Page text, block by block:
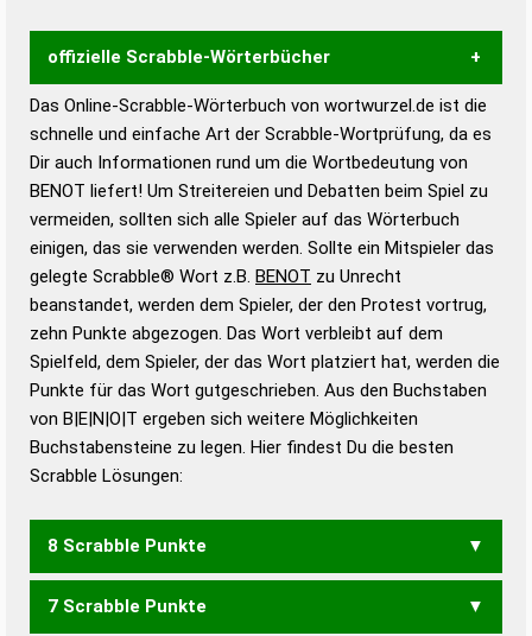
offizielle Scrabble-Wörterbücher
Wortwurzel liefert mit Hilfe eines semantischen
Wortanalyse-Algorithmus gute Anhaltspunkte zu
Wortbedeutung, Worttrennung und Wortform, um die
Gültigkeit eines Wortes für das Scrabble-Spiel zu
bestimmen!
zugelassene Turnier Scrabble-
Wörterbücher sind:
Duden – Standardwerk in 12 Bänden
Duden – Richtiges und gutes
Deutsch
Duden – Die deutsche Grammatik
Duden – Deutsches
Das Online-Scrabble-Wörterbuch von wortwurzel.de ist die
schnelle und einfache Art der Scrabble-Wortprüfung, da es
Dir auch Informationen rund um die Wortbedeutung von
BENOT liefert! Um Streitereien und Debatten beim Spiel zu
vermeiden, sollten sich alle Spieler auf das Wörterbuch
einigen, das sie verwenden werden. Sollte ein Mitspieler das
gelegte Scrabble® Wort z.B. BENOT zu Unrecht
beanstandet, werden dem Spieler, der den Protest vortrug,
zehn Punkte abgezogen. Das Wort verbleibt auf dem
Spielfeld, dem Spieler, der das Wort platziert hat, werden die
Punkte für das Wort gutgeschrieben. Aus den Buchstaben
von B|E|N|O|T ergeben sich weitere Möglichkeiten
Buchstabensteine zu legen. Hier findest Du die besten
Scrabble Lösungen:
8 Scrabble Punkte
BETON BOTEN TOBEN
7 Scrabble Punkte